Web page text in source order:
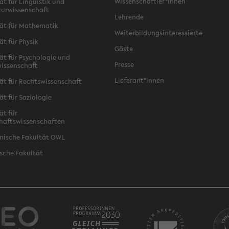
für Mathematik
für Physik
für Psychologie und
für Rechtswissenschaft
für Soziologie
für
Fakultät OWL
Fakultät
Lehrende
Weiterbildungsinteressierte
Gäste
Presse
Lieferant*innen